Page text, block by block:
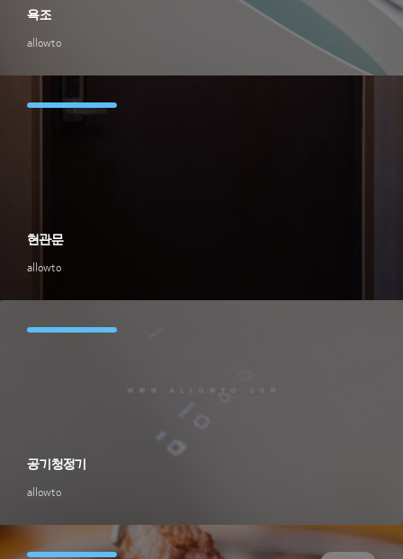
allowto
욕조
allowto
현관문
allowto
공기청정기